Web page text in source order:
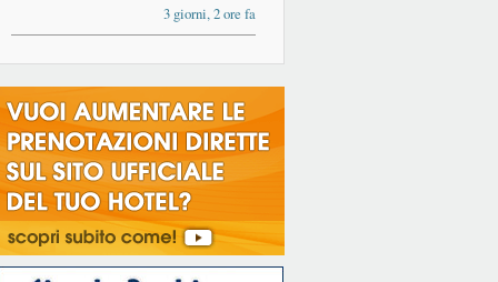
3 giorni, 2 ore fa